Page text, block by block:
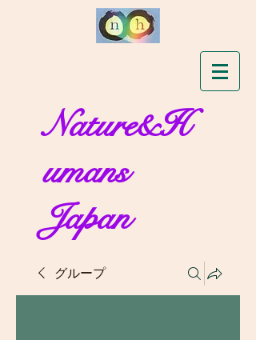
Nature&H
umans
Japan
グループ